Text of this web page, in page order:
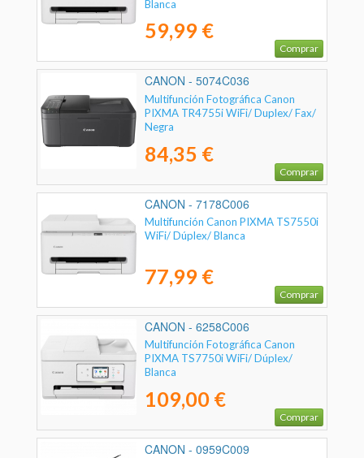
Blanca
59,99 €
Comprar
CANON - 5074C036
Multifunción Fotográfica Canon
PIXMA TR4755i WiFi/ Duplex/ Fax/
Negra
84,35 €
Comprar
CANON - 7178C006
Multifunción Canon PIXMA TS7550i
WiFi/ Dúplex/ Blanca
77,99 €
Comprar
CANON - 6258C006
Multifunción Fotográfica Canon
PIXMA TS7750i WiFi/ Dúplex/
Blanca
109,00 €
Comprar
CANON - 0959C009